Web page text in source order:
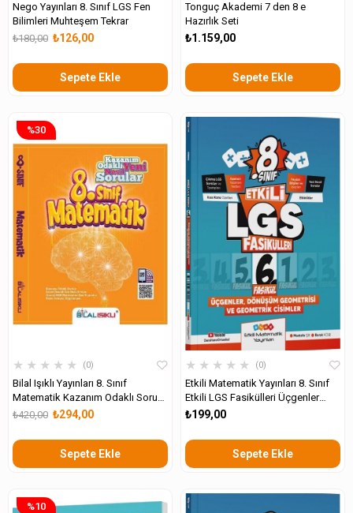
Nego Yayınları 8. Sınıf LGS Fen
Bilimleri Muhteşem Tekrar
₺126,00
₺180,00
Sepete Ekle
Tonguç Akademi 7 den 8 e
Hazırlık Seti
₺1.159,00
Sepete Ekle
★ ★ ★ ★ ★ 0
Bilal Işıklı Yayınları 8. Sınıf
Matematik Kazanım Odaklı Soru
Bankası ₺294,00
₺420,00
Sepete Ekle
%30
★ ★ ★ ★ ★ 0
Etkili Matematik Yayınları 8. Sınıf
Etkili LGS Fasikülleri Üçgenler
Dönüşüm Geometrisi ve
₺199,00
Sepete Ekle
%10